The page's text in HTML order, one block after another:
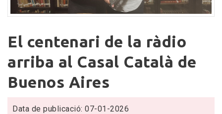
centenari
de
la
ràdio
al
El centenari de la ràdio
arriba al Casal Català de
Buenos Aires
Data de publicació: 07-01-2026